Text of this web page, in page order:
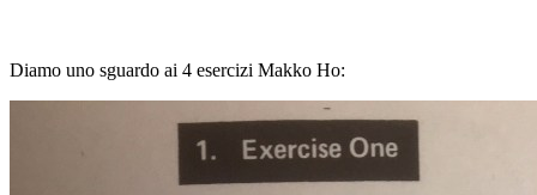
Diamo uno sguardo ai 4 esercizi Makko Ho:​